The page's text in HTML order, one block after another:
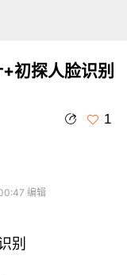
初探人脸识别
1
编辑
别